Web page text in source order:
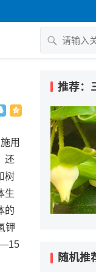
用
还
树
生
的
钾
推荐：
随机推